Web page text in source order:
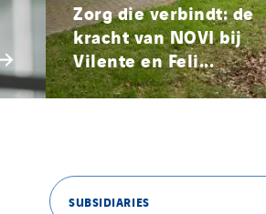
Zorg die verbindt: de
kracht van NOVI bij
Vilente en Feli...
SUBSIDIARIES